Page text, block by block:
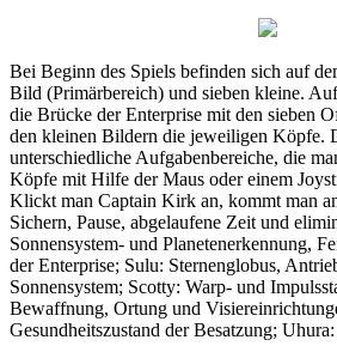
Bei Beginn des Spiels befinden sich auf
Bild (Primärbereich) und sieben kleine.
die Brücke der Enterprise mit den sieben
den kleinen Bildern die jeweiligen Köpfe.
unterschiedliche Aufgabenbereiche, die
Köpfe mit Hilfe der Maus oder einem
Klickt man Captain Kirk an, kommt man
Sichern, Pause, abgelaufene Zeit und
Sonnensystem- und Planetenerkennung,
der Enterprise; Sulu: Sternenglobus,
Sonnensystem; Scotty: Warp- und
Bewaffnung, Ortung und
Gesundheitszustand der Besatzung;